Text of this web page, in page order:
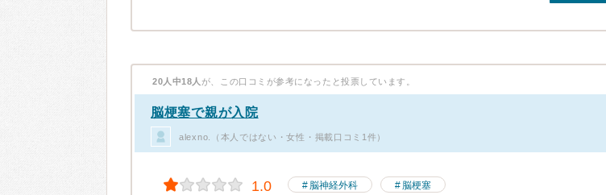
20人中18人 が、この口コミが参考になったと投票しています。
脳梗塞で親が入院
alexno.（本人ではない・女性・掲載口コミ1件）
1.0 脳神経外科 脳梗塞